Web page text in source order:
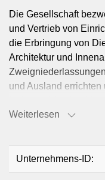
Die Gesellschaft
und Vertrieb von
die Erbringung von
Architektur und
und Ausland
und Ausland
Weiterlesen
Unternehmens-ID: